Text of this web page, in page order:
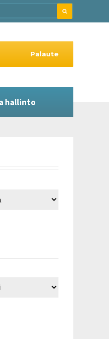
hallinto
Palaute